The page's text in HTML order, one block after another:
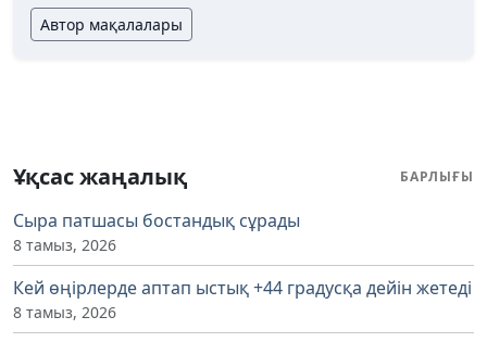
Автор мақалалары
Ұқсас жаңалық БАРЛЫҒЫ
Сыра патшасы бостандық сұрады
8 тамыз, 2026
Кей өңірлерде аптап ыстық +44 градусқа дейін жетеді
8 тамыз, 2026